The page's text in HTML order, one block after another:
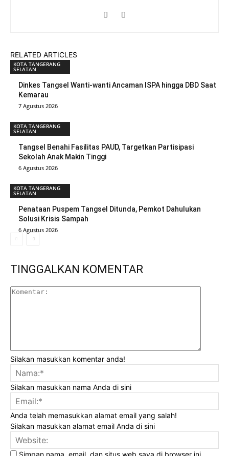
RELATED ARTICLES
KOTA TANGERANG
SELATAN
Dinkes Tangsel Wanti-wanti Ancaman ISPA hingga DBD Saat
Kemarau
7 Agustus 2026
KOTA TANGERANG
SELATAN
Tangsel Benahi Fasilitas PAUD, Targetkan Partisipasi
Sekolah Anak Makin Tinggi
6 Agustus 2026
KOTA TANGERANG
SELATAN
Penataan Puspem Tangsel Ditunda, Pemkot Dahulukan
Solusi Krisis Sampah
6 Agustus 2026
TINGGALKAN KOMENTAR
Silakan masukkan komentar anda!
Silakan masukkan nama Anda di sini
Anda telah memasukkan alamat email yang salah!
Silakan masukkan alamat email Anda di sini
Simpan nama, email, dan situs web saya di browser ini